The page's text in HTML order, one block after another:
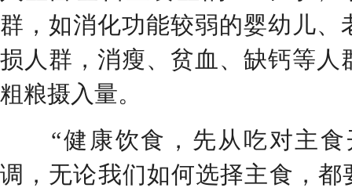
群，如消化功能较弱的婴幼儿、
损人群，消瘦、贫血、缺钙等人
粗粮摄入量。
“健康饮食，先从吃对主食
调，无论我们如何选择主食，都